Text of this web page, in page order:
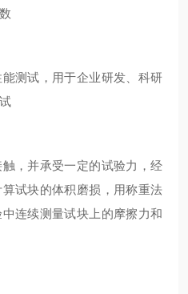
测试，用于企业研发、科研
，并承受一定的试验力，经
试块的体积磨损，用称重法
连续测量试块上的摩擦力和